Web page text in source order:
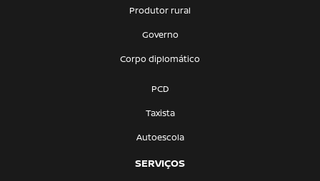
Produtor rural
Governo
Corpo diplomático
PCD
Taxista
Autoescola
SERVIÇOS